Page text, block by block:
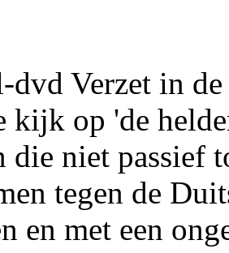
dvd Verzet in
kijk op 'de
die niet
tegen de
en met een